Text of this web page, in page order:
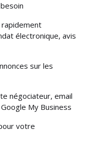
électronique, avis
sur les
négociateur, email
My Business
votre